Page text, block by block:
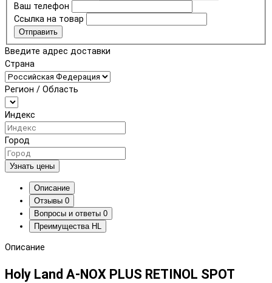
Ваш телефон
Ссылка на товар
Отправить
Введите адрес доставки
Страна
Регион / Область
Индекс
Город
Узнать цены
Описание
Отзывы 0
Вопросы и ответы 0
Преимущества HL
Описание
Holy Land A-NOX PLUS RETINOL SPOT